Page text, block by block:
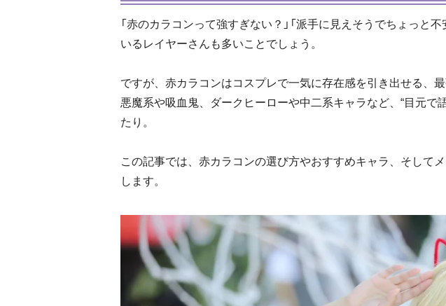
「赤のカラコンって強すぎない？」「派手に見えそうでちょっと
いるレイヤーさんも多いことでしょう。
ですが、赤カラコンはコスプレで一気に存在感を引き出せる、
悪魔系や吸血鬼、ダークヒーローや中二系キャラなど、“目元で
たり。
この記事では、赤カラコンの選び方やおすすめキャラ、そして
します。